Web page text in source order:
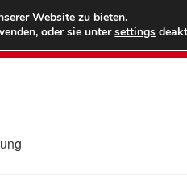
Website zu bieten.
oder sie untersettings